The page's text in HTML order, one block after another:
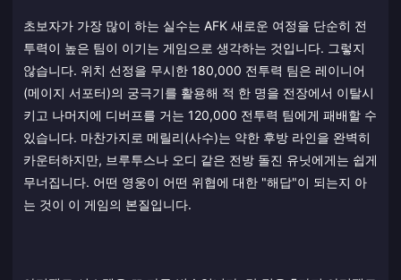
초보자가 가장 많이 하는 실수는 AFK 새로운 여정을 단순히 전
투력이 높은 팀이 이기는 게임으로 생각하는 것입니다. 그렇지
않습니다. 위치 선정을 무시한 180,000 전투력 팀은 레이니어
(메이지 서포터)의 궁극기를 활용해 적 한 명을 전장에서 이탈시
키고 나머지에 디버프를 거는 120,000 전투력 팀에게 패배할 수
있습니다. 마찬가지로 메릴리(사수)는 약한 후방 라인을 완벽히
카운터하지만, 브루투스나 오디 같은 전방 돌진 유닛에게는 쉽게
무너집니다. 어떤 영웅이 어떤 위협에 대한 "해답"이 되는지 아
는 것이 이 게임의 본질입니다.